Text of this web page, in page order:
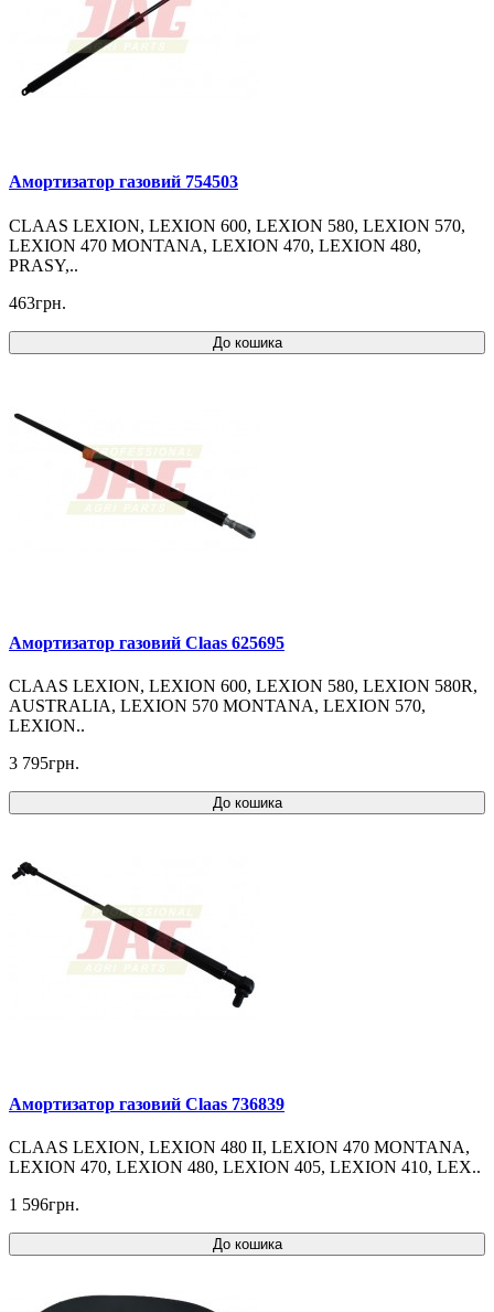
Амортизатор газовий 754503
CLAAS LEXION, LEXION 600, LEXION 580, LEXION 570,
LEXION 470 MONTANA, LEXION 470, LEXION 480,
PRASY,..
463грн.
До кошика
Амортизатор газовий Claas 625695
CLAAS LEXION, LEXION 600, LEXION 580, LEXION 580R,
AUSTRALIA, LEXION 570 MONTANA, LEXION 570,
LEXION..
3 795грн.
До кошика
Амортизатор газовий Claas 736839
CLAAS LEXION, LEXION 480 II, LEXION 470 MONTANA,
LEXION 470, LEXION 480, LEXION 405, LEXION 410, LEX..
1 596грн.
До кошика